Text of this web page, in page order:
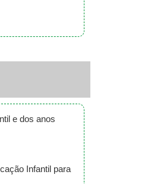
e dos anos
Infantil para